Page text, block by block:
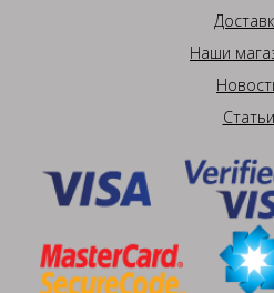
Наши
Статьи